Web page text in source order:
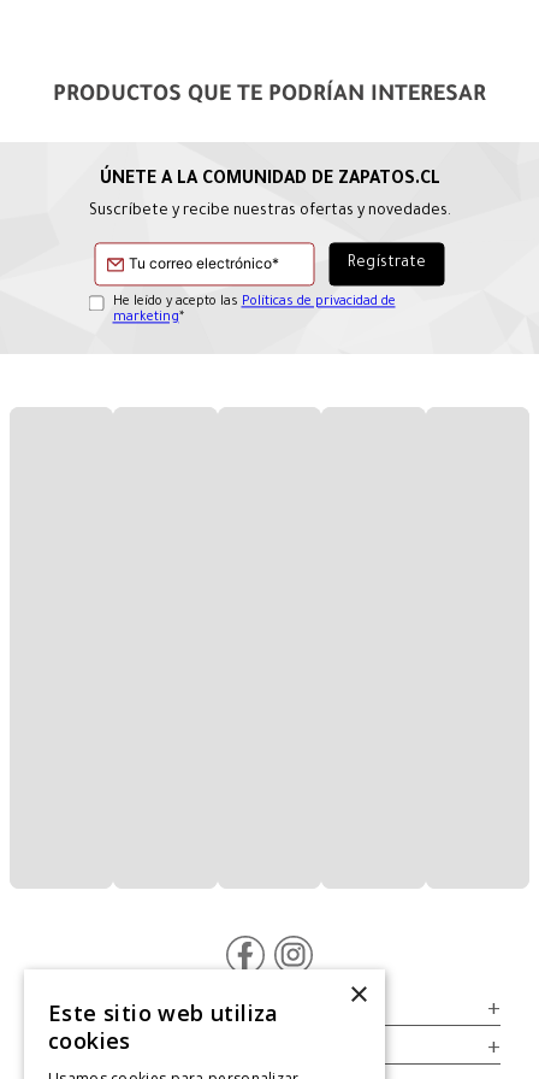
PRODUCTOS QUE TE PODRÍAN INTERESAR
Suscríbete y recibe nuestras ofertas y novedades.
He leído y acepto las Políticas de privacidad de
marketing*
Servicio al Consumidor +
Legal +
×
Este sitio web utiliza
cookies